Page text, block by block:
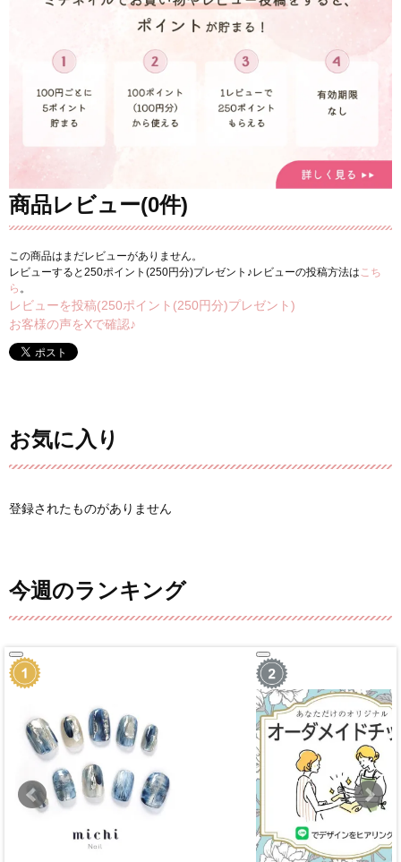
商品レビュー(0件)
この商品はまだレビューがありません。
レビューすると250ポイント(250円分)プレゼント♪レビューの投稿方法は こち
ら 。
レビューを投稿(250ポイント(250円分)プレゼント)
お客様の声をXで確認♪
お気に入り
登録されたものがありません
今週のランキング